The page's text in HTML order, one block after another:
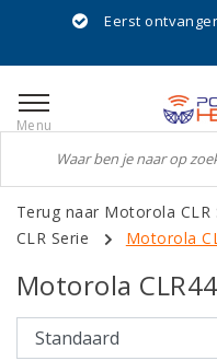
Eerst ontvangen,
Menu
Terug naar Motorola CLR
CLR Serie
Motorola
Motorola